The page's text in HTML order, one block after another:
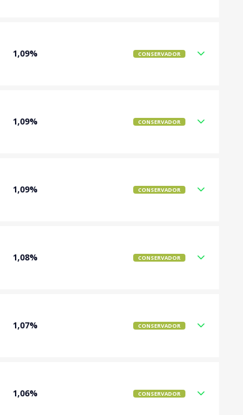
1,09% CONSERVADOR
1,09% CONSERVADOR
1,09% CONSERVADOR
1,08% CONSERVADOR
1,07% CONSERVADOR
1,06% CONSERVADOR